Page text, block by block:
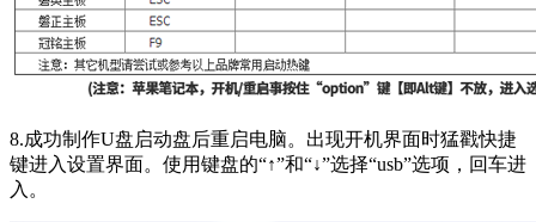
8.成功制作U盘启动盘后重启电脑。出现开机界面时猛戳快捷
键进入设置界面。使用键盘的“↑”和“↓”选择“usb”选项，回车进
入。